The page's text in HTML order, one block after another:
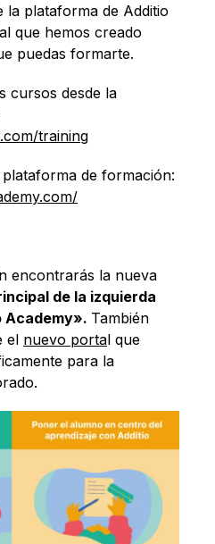
la plataforma de Additio
que hemos creado
puedas formarte.
cursos desde la
training
de formación:
encontrarás la nueva
de la izquierda
Academy». También
el nuevo portal que
para la